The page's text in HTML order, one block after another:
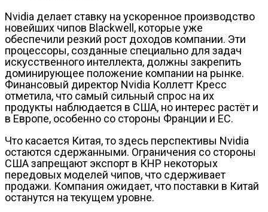
Nvidia делает ставку на ускоренное производство
новейших чипов Blackwell, которые уже
обеспечили резкий рост доходов компании. Эти
процессоры, созданные специально для задач
искусственного интеллекта, должны закрепить
доминирующее положение компании на рынке.
Финансовый директор Nvidia Коллетт Кресс
отметила, что самый сильный спрос на их
продукты наблюдается в США, но интерес растёт и
в Европе, особенно со стороны Франции и ЕС.
Что касается Китая, то здесь перспективы Nvidia
остаются сдержанными. Ограничения со стороны
США запрещают экспорт в КНР некоторых
передовых моделей чипов, что сдерживает
продажи. Компания ожидает, что поставки в Китай
останутся на текущем уровне.